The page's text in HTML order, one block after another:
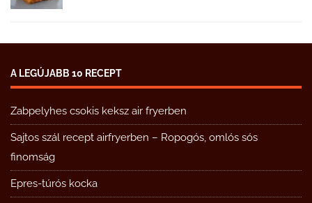
A LEGÚJABB 10 RECEPT
Zabpelyhes csokis keksz air fryerben
Sajtos szál recept airfryerben – Ropogós, omlós sós
finomság
Epres-túrós kocka